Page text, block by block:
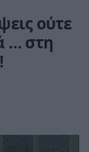
ούτε
… στη